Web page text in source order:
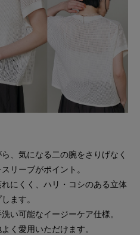
、気になる二の腕をさりげなく
リーブがポイント。
にくく、ハリ・コシのある立体
ます。
い可能なイージーケア仕様。
く愛用いただけます。